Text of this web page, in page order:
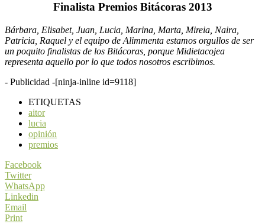
Finalista Premios Bitácoras 2013
Bárbara, Elisabet, Juan, Lucia, Marina, Marta, Mireia, Naira,
Patricia, Raquel y el equipo de Alimmenta estamos orgullos de ser
un poquito finalistas de los Bitácoras, porque Midietacojea
representa aquello por lo que todos nosotros escribimos.
- Publicidad -[ninja-inline id=9118]
ETIQUETAS
aitor
lucia
opinión
premios
Facebook
Twitter
WhatsApp
Linkedin
Email
Print